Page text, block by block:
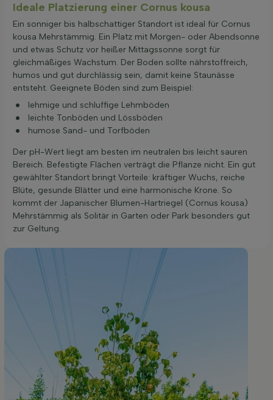
Ideale Platzierung einer Cornus kousa
Ein sonniger bis halbschattiger Standort ist ideal für Cornus
kousa Mehrstämmig. Ein Platz mit Morgen- oder Abendsonne
und etwas Schutz vor heißer Mittagssonne sorgt für
gleichmäßiges Wachstum. Der Boden sollte nährstoffreich,
humos und gut durchlässig sein, damit keine Staunässe
entsteht. Geeignete Böden sind zum Beispiel:
lehmige und schluffige Lehmböden
leichte Tonböden und Lössböden
humose Sand- und Torfböden
Der pH-Wert liegt am besten im neutralen bis leicht sauren
Bereich. Befestigte Flächen verträgt die Pflanze nicht. Ein gut
gewählter Standort bringt Vorteile: kräftiger Wuchs, reiche
Blüte, gesunde Blätter und eine harmonische Krone. So
kommt der Japanischer Blumen-Hartriegel (Cornus kousa)
Mehrstämmig als Solitär in Garten oder Park besonders gut
zur Geltung.